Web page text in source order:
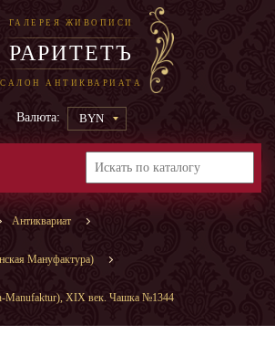
ГАЛЕРЕЯ ЖИВОПИСИ
РАРИТЕТЪ
САЛОН АНТИКВАРИАТА
Валюта: BYN
Антиквариат
Мануфактура)
Manufaktur), XIX век. Чашка №1344